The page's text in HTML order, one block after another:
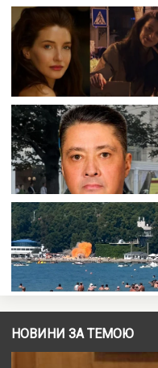
НОВИНИ ЗА ТЕМОЮ